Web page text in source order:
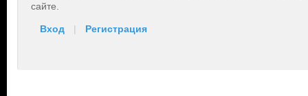
сайте.
Вход | Регистрация